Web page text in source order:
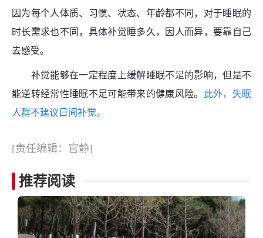
因为每个人体质、习惯、状态、年龄都不同，对于睡眠的
时长需求也不同，具体补觉睡多久，因人而异，要靠自己
去感受。
补觉能够在一定程度上缓解睡眠不足的影响，但是不
能逆转经常性睡眠不足可能带来的健康风险。
此外，失眠
人群不建议日间补觉。
[责任编辑：官静]
推荐阅读